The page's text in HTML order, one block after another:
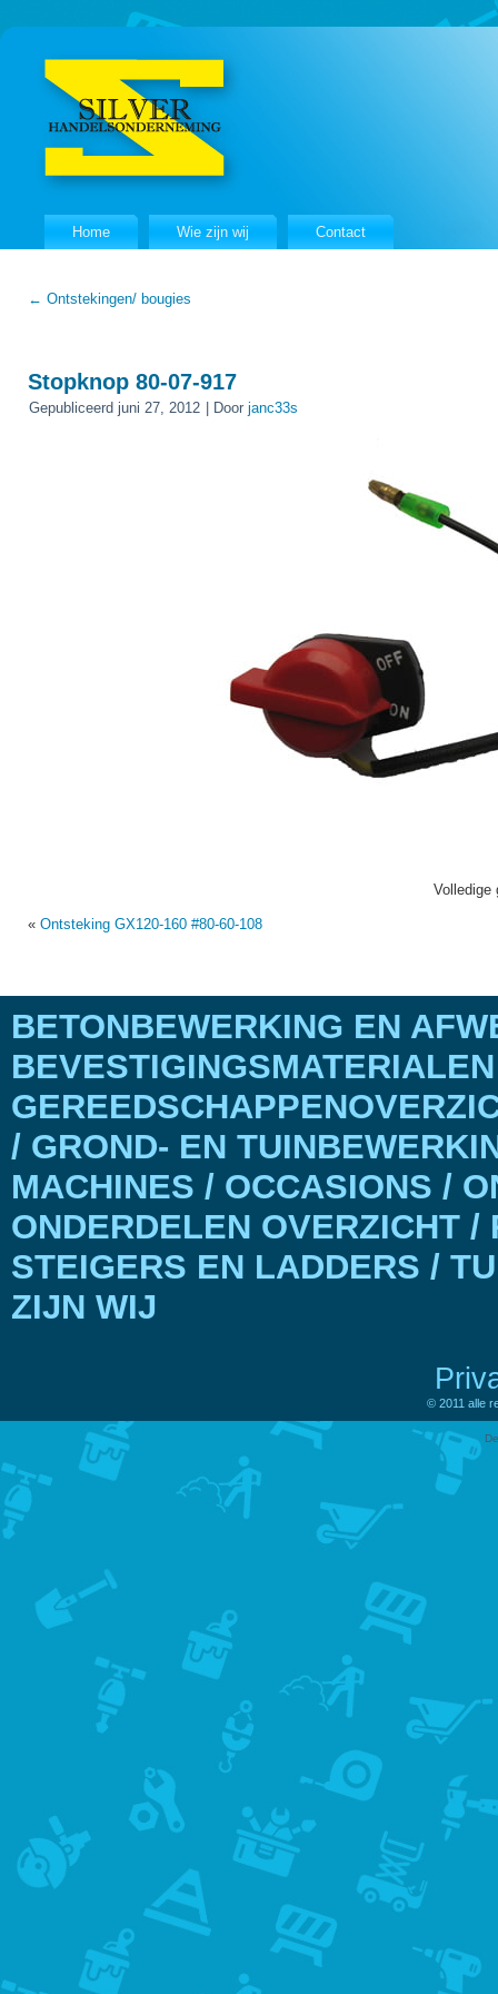
Home Wie zijn wij Contact
← Ontstekingen/ bougies
Stopknop 80-07-917
Gepubliceerd juni 27, 2012 Door janc33s
« Ontsteking GX120-160 #80-60-108
BETONBEWERKING EN
/ GROND- EN
MACHINES / OCCASIONS /
ONDERDELEN OVERZICHT
STEIGERS EN LADDERS /
ZIJN WIJ
© 2011 alle